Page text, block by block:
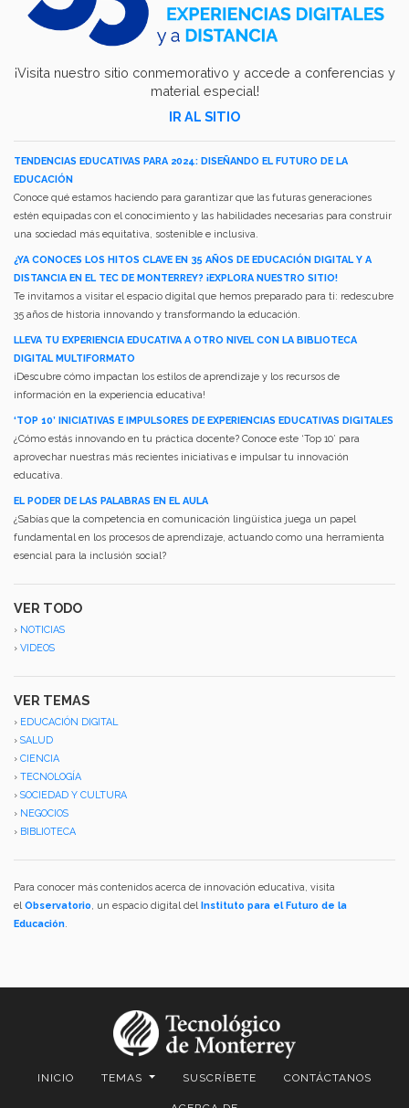
¡Visita nuestro sitio conmemorativo y accede a conferencias y
material especial!
IR AL SITIO
TENDENCIAS EDUCATIVAS PARA 2024: DISEÑANDO EL FUTURO DE LA
EDUCACIÓN
Conoce qué estamos haciendo para garantizar que las futuras generaciones
estén equipadas con el conocimiento y las habilidades necesarias para construir
una sociedad más equitativa, sostenible e inclusiva.
¿YA CONOCES LOS HITOS CLAVE EN 35 AÑOS DE EDUCACIÓN DIGITAL Y A
DISTANCIA EN EL TEC DE MONTERREY? ¡EXPLORA NUESTRO SITIO!
Te invitamos a visitar el espacio digital que hemos preparado para ti: redescubre
35 años de historia innovando y transformando la educación.
LLEVA TU EXPERIENCIA EDUCATIVA A OTRO NIVEL CON LA BIBLIOTECA
DIGITAL MULTIFORMATO
¡Descubre cómo impactan los estilos de aprendizaje y los recursos de
información en la experiencia educativa!
‘TOP 10’ INICIATIVAS E IMPULSORES DE EXPERIENCIAS EDUCATIVAS DIGITALES
¿Cómo estás innovando en tu práctica docente? Conoce este ‘Top 10’ para
aprovechar nuestras más recientes iniciativas e impulsar tu innovación
educativa.
EL PODER DE LAS PALABRAS EN EL AULA
¿Sabías que la competencia en comunicación lingüística juega un papel
fundamental en los procesos de aprendizaje, actuando como una herramienta
esencial para la inclusión social?
VER TODO
› NOTICIAS
› VIDEOS
VER TEMAS
› EDUCACIÓN DIGITAL
› SALUD
› CIENCIA
› TECNOLOGÍA
› SOCIEDAD Y CULTURA
› NEGOCIOS
› BIBLIOTECA
Para conocer más contenidos acerca de innovación educativa, visita
elObservatorio, un espacio digital del Instituto para el Futuro de la
Educación.
INICIO TEMAS SUSCRÍBETE CONTÁCTANOS